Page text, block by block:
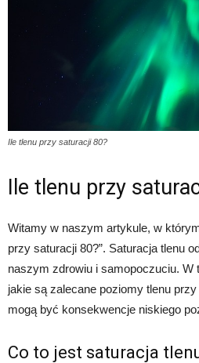
Ile tlenu przy saturacji 80?
Ile tlenu przy
Witamy w naszym artykule, w
przy saturacji 80?”. Saturacja tlenu
naszym zdrowiu i samopoczuciu. W
jakie są zalecane poziomy tlenu
mogą być konsekwencje niskiego
Co to jest saturacja